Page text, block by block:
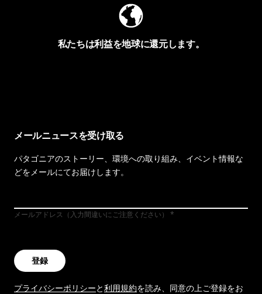
私たちは利益を地球に還元します。
メールニュースを受け取る
パタゴニアのストーリー、環境への取り組み、イベント情報な
どをメールにてお届けします。
メールアドレス（入力間違いにご注意ください）
登録
プライバシーポリシーと利用規約を読み、同意の上ご登録をお